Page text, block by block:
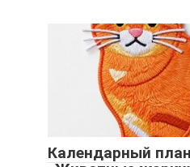
Календарный